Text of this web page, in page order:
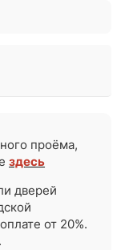
проёма,
здесь
дверей
от 20%.